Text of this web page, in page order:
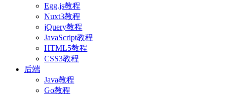
Egg.js教程
Nuxt3教程
jQuery教程
JavaScript教程
HTML5教程
CSS3教程
后端
Java教程
Go教程